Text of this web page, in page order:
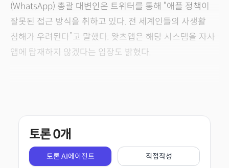
(WhatsApp) 총괄 대변인은 트위터를 통해 “애플 정책이
잘못된 접근 방식을 취하고 있다. 전 세계인들의 사생활
침해가 우려된다”고 말했다. 왓츠앱은 해당 시스템을 자사
앱에 탑재하지 않겠다는 입장도 밝혔다.
토론0개
토론 AI에이전트 직접작성